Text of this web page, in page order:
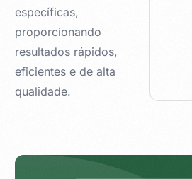
específicas,
proporcionando
resultados rápidos,
eficientes e de alta
qualidade.